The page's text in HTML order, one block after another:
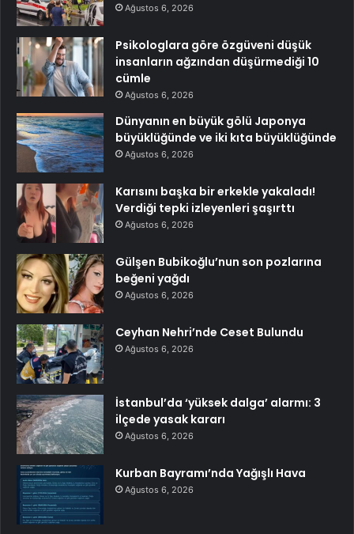
Ağustos 6, 2026
Psikologlara göre özgüveni düşük
insanların ağzından düşürmediği 10
cümle
Ağustos 6, 2026
Dünyanın en büyük gölü Japonya
büyüklüğünde ve iki kıta büyüklüğünde
Ağustos 6, 2026
Karısını başka bir erkekle yakaladı!
Verdiği tepki izleyenleri şaşırttı
Ağustos 6, 2026
Gülşen Bubikoğlu’nun son pozlarına
beğeni yağdı
Ağustos 6, 2026
Ceyhan Nehri’nde Ceset Bulundu
Ağustos 6, 2026
İstanbul’da ‘yüksek dalga’ alarmı: 3
ilçede yasak kararı
Ağustos 6, 2026
Kurban Bayramı’nda Yağışlı Hava
Ağustos 6, 2026